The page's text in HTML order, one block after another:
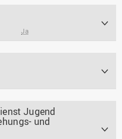
Kinder und Familie / Jugendarbeit /
Ja
Jugend
und